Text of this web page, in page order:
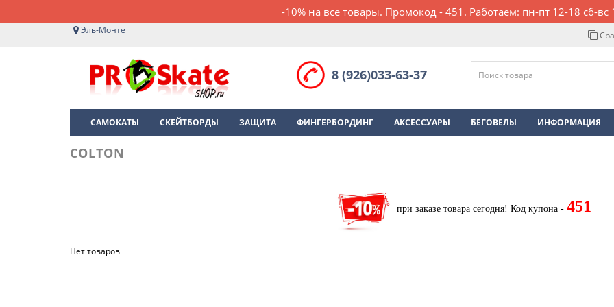
-10% на все товары. Промокод - 451. Работаем: пн-пт 12-18 сб-вс
Эль-Монте
8 (926)033-63-37
САМОКАТЫ СКЕЙТБОРДЫ ЗАЩИТА ФИНГЕРБОРДИНГ АКСЕССУАРЫ БЕГОВЕЛЫ ИНФОРМАЦИЯ
COLTON
при заказе товара сегодня!Код купона -451
Нет товаров